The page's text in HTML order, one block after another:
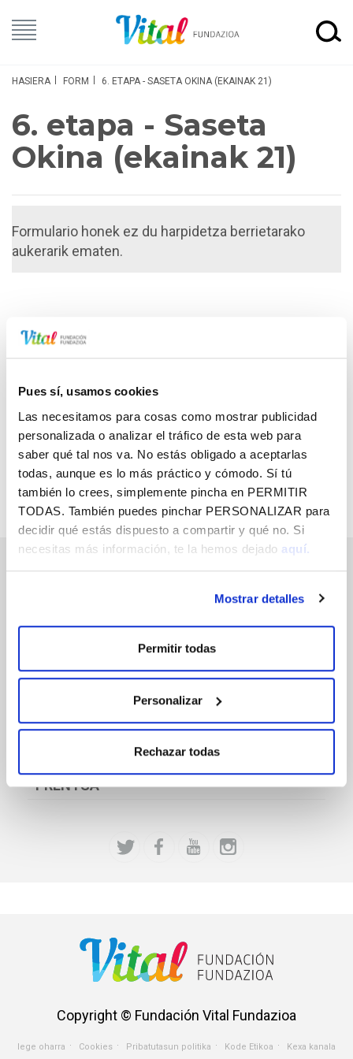
Pues sí, usamos cookies
Las necesitamos para cosas como mostrar publicidad
personalizada o analizar el tráfico de esta web para
saber qué tal nos va. No estás obligado a aceptarlas
todas, aunque es lo más práctico y cómodo. Sí tú
también lo crees, simplemente pincha en PERMITIR
TODAS. También puedes pinchar PERSONALIZAR para
decidir qué estás dispuesto a compartir y qué no. Si
necesitas más información, te la hemos dejado aquí.
Mostrar detalles
Permitir todas
Personalizar
Rechazar todas
HASIERA FORM 6. ETAPA - SASETA OKINA (EKAINAK 21)
6. etapa - Saseta
Okina (ekainak 21)
Formulario honek ez du harpidetza berrietarako
aukerarik ematen.
FUNDAZIOAREN ESKAINTZARA, HORRI
HELBIDE ELEKTRONIKOAN DOAN
JASOTZEKO
KULTURA ETA ONDAREA
GIZARTE
LANKIDETZA
PRENTSA
Copyright © Fundación Vital Fundazioa
lege oharra Cookies Pribatutasun politika Kode Etikoa Kexa kanala